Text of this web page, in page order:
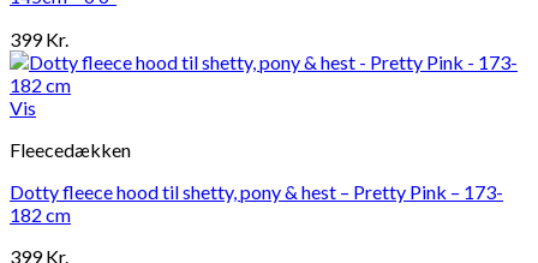
399Kr.
Vis
Fleecedækken
Dotty fleece hood til shetty, pony & hest – Pretty Pink – 173-
182 cm
399Kr.